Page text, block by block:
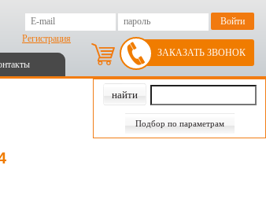
Регистрация
ЗАКАЗАТЬ ЗВОНОК
Подбор по параметрам